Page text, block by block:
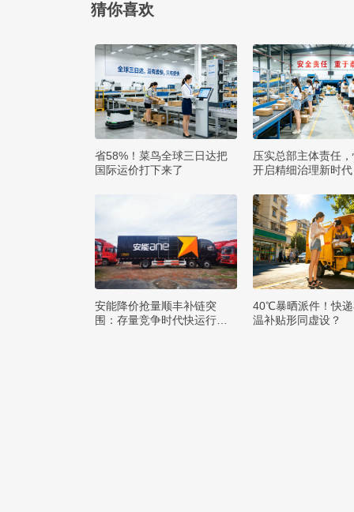
猜你喜欢
省58%！菜鸟全球三日达把
国际运价打下来了
压实总部主体责任
开启精细治理新时代
安能降价抢量顺丰补链突
围：存量竞争时代快运行业
40℃暴晒派件！快
温补贴形同虚设？